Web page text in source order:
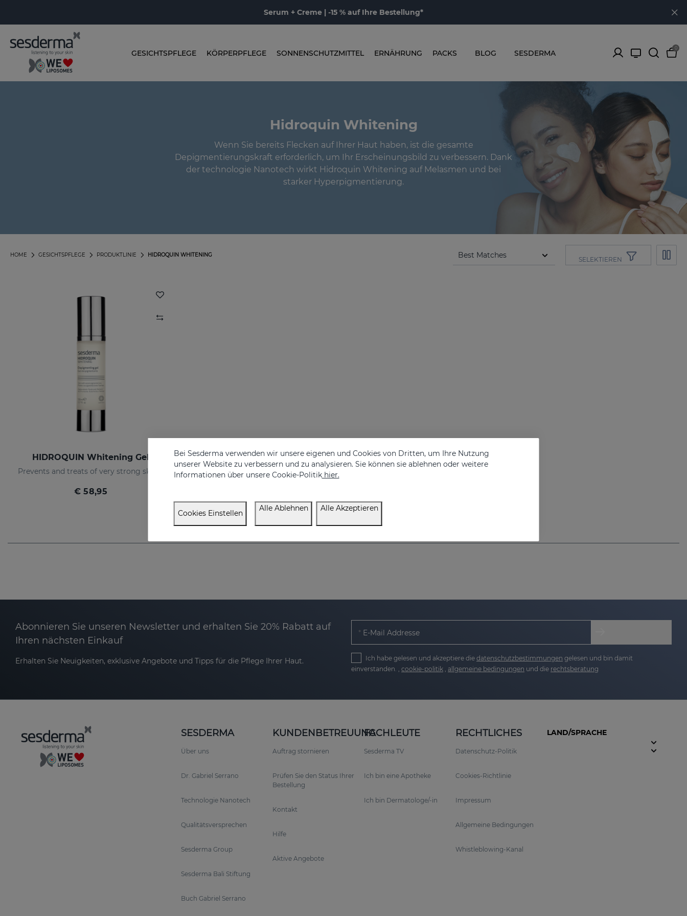
Serum + Creme | -15 % auf Ihre Bestellung*
GESICHTSPFLEGE KÖRPERPFLEGE SONNENSCHUTZMITTEL ERNÄHRUNG PACKS BLOG SESDERMA
0
Hidroquin Whitening
Wenn Sie bereits Flecken auf Ihrer Haut haben, ist die gesamte
Depigmentierungskraft erforderlich, um Ihr Erscheinungsbild zu verbessern. Dank
der technologie Nanotech wirkt Hidroquin Whitening auf Melasmen und bei
starker Hyperpigmentierung.
HIDROQUIN WHITENING
PRODUKTLINIE
GESICHTSPFLEGE
HOME
SELEKTIEREN
HIDROQUIN Whitening Gel
€ 58,95
Abonnieren Sie unseren Newsletter und erhalten Sie 20% Rabatt auf
Ihren nächsten Einkauf
Erhalten Sie Neuigkeiten, exklusive Angebote und Tipps für die Pflege Ihrer Haut.
E-Mail Addresse
Ich habe gelesen und akzeptiere die datenschutzbestimmungen gelesen und bin damit
einverstanden. , cookie-politik allgemeine bedingungen und die rechtsberatung
SESDERMA
Über uns
Dr. Gabriel Serrano
Technologie Nanotech
Qualitätsversprechen
Sesderma Group
Sesderma Bali Stiftung
Buch Gabriel Serrano
KUNDENBETREUUNG
Auftrag stornieren
Prüfen Sie den Status Ihrer
Bestellung
Kontakt
Hilfe
Aktive Angebote
FACHLEUTE
Sesderma TV
Ich bin eine Apotheke
Ich bin Dermatologe/-in
RECHTLICHES
Datenschutz-Politik
Cookies-Richtlinie
Impressum
Allgemeine Bedingungen
Whistleblowing-Kanal
LAND/SPRACHE
Bei Sesderma verwenden wir unsere eigenen und Cookies von Dritten, um Ihre Nutzung
unserer Website zu verbessern und zu analysieren. Sie können sie ablehnen oder weitere
Informationen über unsere Cookie-Politikhier.
Cookies Einstellen
Alle Ablehnen Alle Akzeptieren